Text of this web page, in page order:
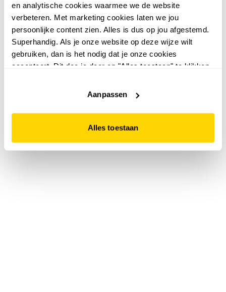
en analytische cookies waarmee we de website
verbeteren. Met marketing cookies laten we jou
persoonlijke content zien. Alles is dus op jou afgestemd.
Superhandig. Als je onze website op deze wijze wilt
gebruiken, dan is het nodig dat je onze cookies
accepteert. Dit doe je door op "Alles toestaan" te klikken.
website niet optimaal functioneert.
Aanpassen
Alles toestaan